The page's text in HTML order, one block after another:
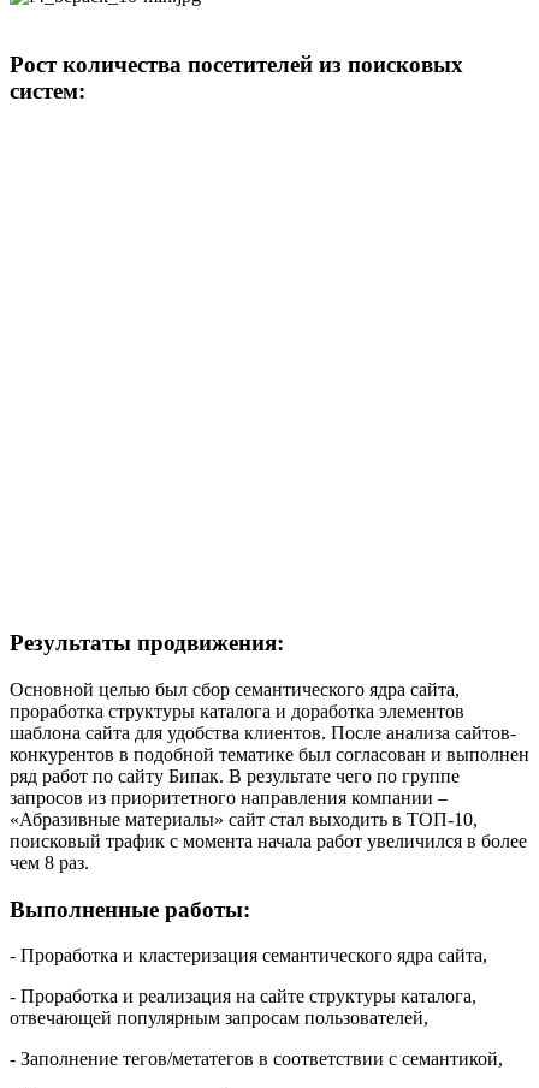
Рост количества посетителей из поисковых
систем:
Результаты продвижения:
Основной целью был сбор семантического ядра сайта,
проработка структуры каталога и доработка элементов
шаблона сайта для удобства клиентов. После анализа сайтов-
конкурентов в подобной тематике был согласован и выполнен
ряд работ по сайту Бипак. В результате чего по группе
запросов из приоритетного направления компании –
«Абразивные материалы» сайт стал выходить в ТОП-10,
поисковый трафик с момента начала работ увеличился в более
чем 8 раз.
Выполненные работы:
- Проработка и кластеризация семантического ядра сайта,
- Проработка и реализация на сайте структуры каталога,
отвечающей популярным запросам пользователей,
- Заполнение тегов/метатегов в соответствии с семантикой,